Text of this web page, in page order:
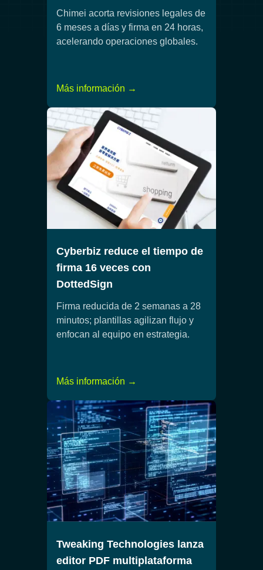
Chimei acorta revisiones legales de
6 meses a días y firma en 24 horas,
acelerando operaciones globales.
Más información →
Cyberbiz reduce el tiempo de
firma 16 veces con
DottedSign
Firma reducida de 2 semanas a 28
minutos; plantillas agilizan flujo y
enfocan al equipo en estrategia.
Más información →
Tweaking Technologies lanza
editor PDF multiplataforma